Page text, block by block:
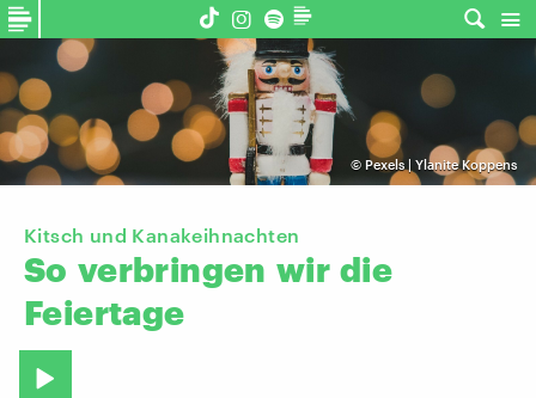
© Pexels | Ylanite Koppens
Kitsch und Kanakeihnachten
So verbringen wir die
Feiertage